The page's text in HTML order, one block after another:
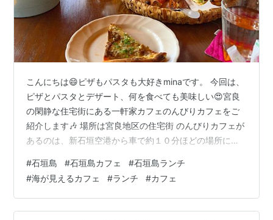
こんにちは😄ピザもパスタも大好きminaです。 今回は、
ピザとパスタとデザート、何を食べても美味しい😍宮良
の閑静な住宅街にある一軒家カフェのんびりカフェをご
紹介します🎶 場所は宮良地区の住宅街 のんびりカフェが
あるのは、新石垣空港から車で約１０分ほどの場所にあ
いてある目印があるので見逃さないように！ 目印の路地
を道なりに（ちょっと細い）坂道を上がって行くと、の
んびりカフェがあります。 みやら保育園の近くです。駐
車場は５台分ほどなので、乗り合わせて行くのがおすす
#石垣島 #石垣島カフェ #石垣島ランチ
#海が見えるカフェ #ランチ #カフェ